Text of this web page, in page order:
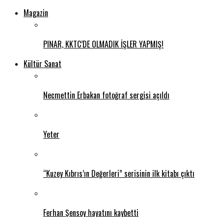
Magazin
PINAR, KKTC’DE OLMADIK İŞLER YAPMIŞ!
Kültür Sanat
Necmettin Erbakan fotoğraf sergisi açıldı
Yeter
“Kuzey Kıbrıs’ın Değerleri” serisinin ilk kitabı çıktı
Ferhan Şensoy hayatını kaybetti